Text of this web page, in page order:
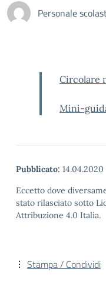
Personale
Circolare
Mini-
Pubblicato: 14.04.2020
Eccetto dove
stato rilasciato sotto
Attribuzione 4.0 Italia.
Stampa / Condividi